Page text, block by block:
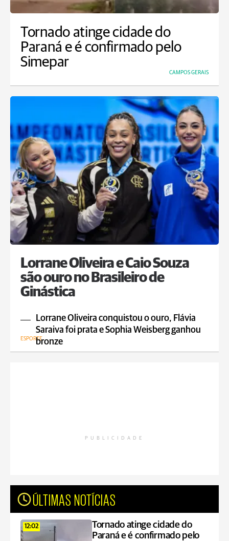
Tornado atinge cidade do
Paraná e é confirmado pelo
Simepar
CAMPOS GERAIS
Lorrane Oliveira e Caio Souza
são ouro no Brasileiro de
Ginástica
Lorrane Oliveira conquistou o ouro, Flávia
Saraiva foi prata e Sophia Weisberg ganhou
bronze
ESPORTE
PUBLICIDADE
ÚLTIMAS NOTÍCIAS
12:02
Tornado atinge cidade do
Paraná e é confirmado pelo